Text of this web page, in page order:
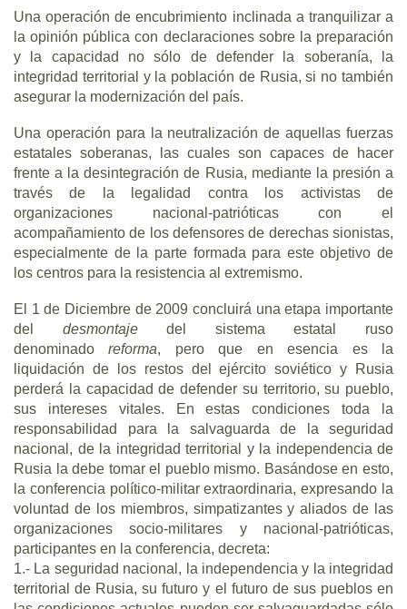
Una operación de encubrimiento inclinada a tranquilizar a
la opinión pública con declaraciones sobre la preparación
y la capacidad no sólo de defender la soberanía, la
integridad territorial y la población de Rusia, si no también
asegurar la modernización del país.
Una operación para la neutralización de aquellas fuerzas
estatales soberanas, las cuales son capaces de hacer
frente a la desintegración de Rusia, mediante la presión a
través de la legalidad contra los activistas de
organizaciones nacional-patrióticas con el
acompañamiento de los defensores de derechas sionistas,
especialmente de la parte formada para este objetivo de
los centros para la resistencia al extremismo.
El 1 de Diciembre de 2009 concluirá una etapa importante
del desmontajedel sistema estatal ruso
denominadoreforma, pero que en esencia es la
liquidación de los restos del ejército soviético y Rusia
perderá la capacidad de defender su territorio, su pueblo,
sus intereses vitales. En estas condiciones toda la
responsabilidad para la salvaguarda de la seguridad
nacional, de la integridad territorial y la independencia de
Rusia la debe tomar el pueblo mismo. Basándose en esto,
la conferencia político-militar extraordinaria, expresando la
voluntad de los miembros, simpatizantes y aliados de las
organizaciones socio-militares y nacional-patrióticas,
participantes en la conferencia, decreta:
1.- La seguridad nacional, la independencia y la integridad
territorial de Rusia, su futuro y el futuro de sus pueblos en